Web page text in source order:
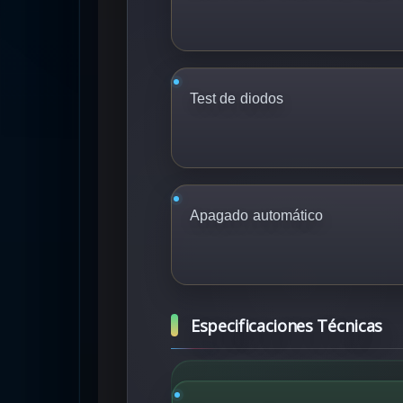
Test de diodos
Apagado automático
Especificaciones Técnicas